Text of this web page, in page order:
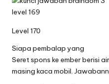
Level 170
Siapa pembalap yang
Seret spons ke ember berisi
masing kaca mobil.